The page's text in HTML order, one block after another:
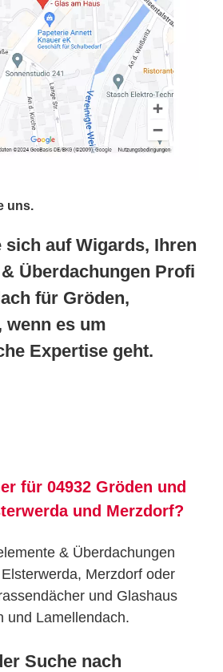
uns.
sich auf Wigards, Ihren
Überdachungen Profi
für Gröden,
wenn es um
Expertise geht.
für 04932 Gröden und
und Merzdorf?
& Überdachungen
Merzdorf oder
und Glashaus
und Lamellendach.
Suche nach